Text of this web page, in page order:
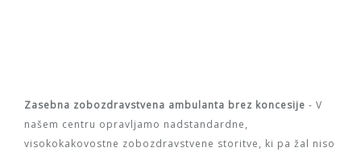
Zasebna zobozdravstvena ambulanta brez koncesije - V
našem centru opravljamo nadstandardne,
visokokakovostne zobozdravstvene storitve, ki pa žal niso